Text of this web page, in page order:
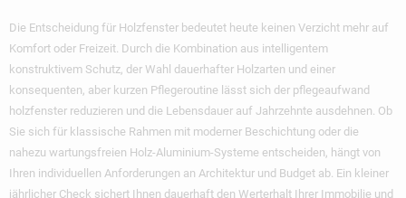
Die Entscheidung für Holzfenster bedeutet heute keinen Verzicht mehr auf
Komfort oder Freizeit. Durch die Kombination aus intelligentem
konstruktivem Schutz, der Wahl dauerhafter Holzarten und einer
konsequenten, aber kurzen Pflegeroutine lässt sich der pflegeaufwand
holzfenster reduzieren und die Lebensdauer auf Jahrzehnte ausdehnen. Ob
Sie sich für klassische Rahmen mit moderner Beschichtung oder die
nahezu wartungsfreien Holz-Aluminium-Systeme entscheiden, hängt von
Ihren individuellen Anforderungen an Architektur und Budget ab. Ein kleiner
jährlicher Check sichert Ihnen dauerhaft den Werterhalt Ihrer Immobilie und